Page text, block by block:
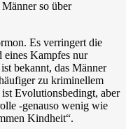
so über
Es verringert die
eines Kampfes nur
bekannt, das Männer
zu kriminellem
Evolutionsbedingt, aber
-genauso wenig wie
Kindheit“.